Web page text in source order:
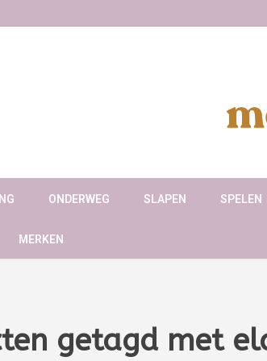
ONDERWEG SLAPEN SPELEN
MERKEN
getagd met